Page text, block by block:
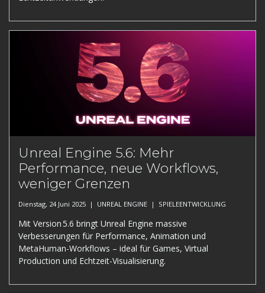
Unreal Engine 5.6: Mehr
Performance, neue Workflows,
weniger Grenzen
Dienstag, 24 Juni 2025 | UNREAL ENGINE | SPIELEENTWICKLUNG
Mit Version 5.6 bringt Unreal Engine massive
Verbesserungen für Performance, Animation und
MetaHuman-Workflows – ideal für Games, Virtual
Production und Echtzeit-Visualisierung.